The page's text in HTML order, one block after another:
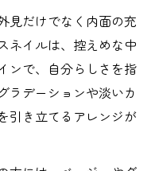
見だけでなく内面の充
ネイルは、控えめな中
ンで、自分らしさを指
ラデーションや淡いカ
引き立てるアレンジが